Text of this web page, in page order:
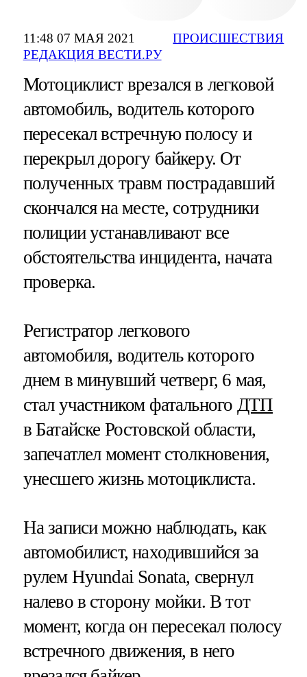
11:48 07 МАЯ 2021
РЕДАКЦИЯ ВЕСТИ.РУ
ПРОИСШЕСТВИЯ
Мотоциклист врезался в легковой
автомобиль, водитель которого
пересекал встречную полосу и
перекрыл дорогу байкеру. От
полученных травм пострадавший
скончался на месте, сотрудники
полиции устанавливают все
обстоятельства инцидента, начата
проверка.
Регистратор легкового
автомобиля, водитель которого
днем в минувший четверг, 6 мая,
стал участником фатального ДТП
в Батайске Ростовской области,
запечатлел момент столкновения,
унесшего жизнь мотоциклиста.
На записи можно наблюдать, как
автомобилист, находившийся за
рулем Hyundai Sonata, свернул
налево в сторону мойки. В тот
момент, когда он пересекал полосу
встречного движения, в него